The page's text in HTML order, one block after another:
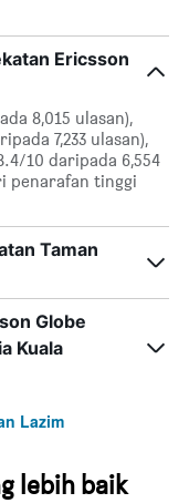
Ericsson
8,015 ulasan),
7,233 ulasan),
10 daripada 6,554
penarafan tinggi
Taman
Globe
Kuala
Lazim
lebih baik